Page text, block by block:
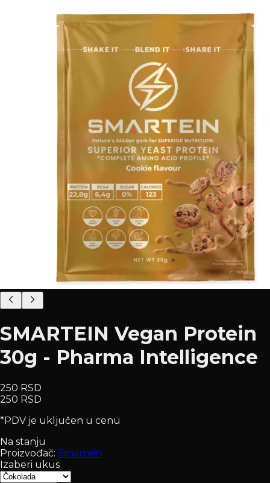
SMARTEIN Vegan Protein
30g - Pharma Intelligence
250 RSD
250 RSD
*PDV je uključen u cenu
Na stanju
Proizvođač: Smartein
Izaberi ukus